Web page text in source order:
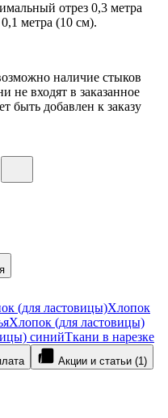
отрез 0,3 метра
метра (10 см).
наличие стыков
не входят в заказанное
быть добавлен к заказу
(для ластовицы)Хлопок
Хлопок (для ластовицы)
синийТкани в нарезке
Акции и статьи (1)